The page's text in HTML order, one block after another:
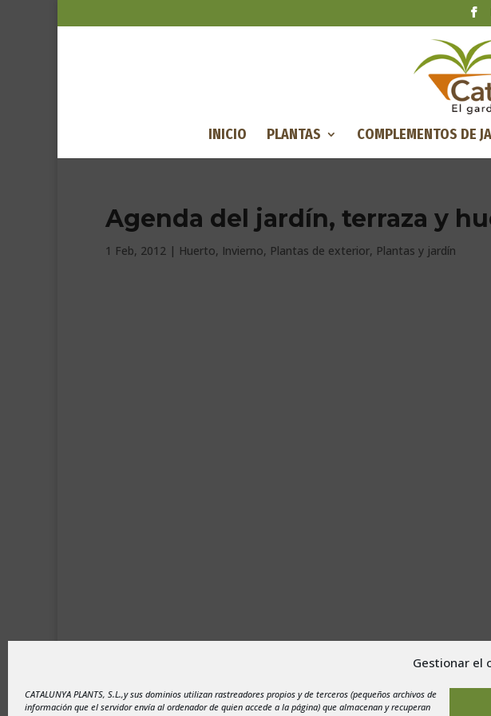
Gestionar el
CATALUNYA PLANTS, S.L.,y sus dominios utilizan rastreadores propios y de terceros (pequeños archivos de
información que el servidor envía al ordenador de quien accede a la página) que almacenan y recuperan
INICIO PLANTAS COMPLEMENTOS DE
Agenda del jardín, terraza y
1 Feb, 2012 | Huerto, Invierno, Plantas de exterior, Plantas y jardín